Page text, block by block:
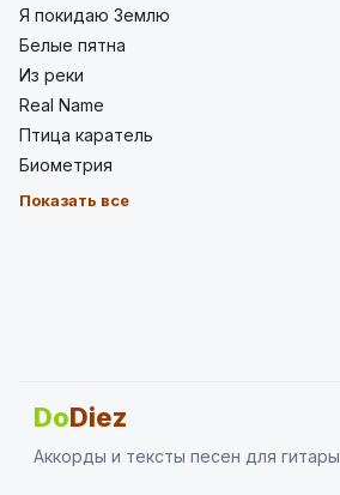
Я покидаю Землю
Белые пятна
Из реки
Real Name
Птица каратель
Биометрия
Показать все
DoDiez
Аккорды и тексты песен для гитары